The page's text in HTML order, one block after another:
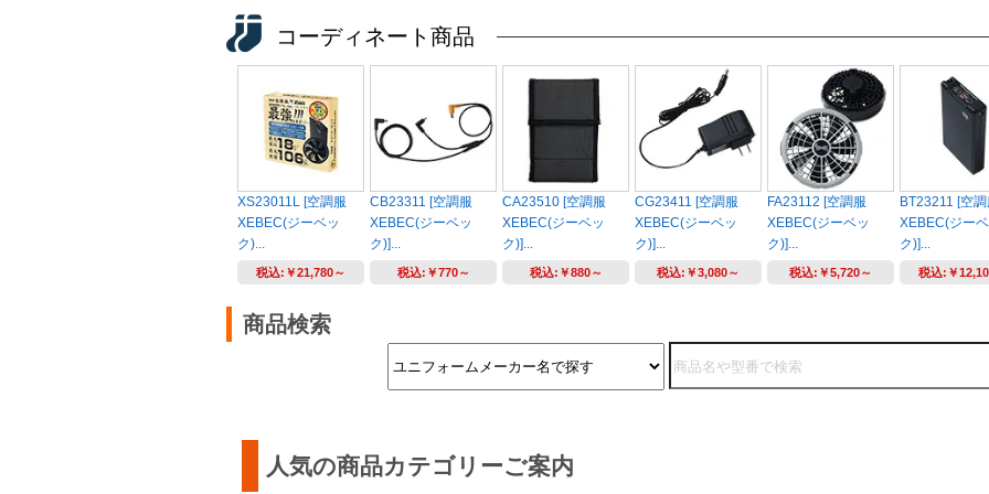
コーディネート商品
XS23011L [空調服
XEBEC(ジーベッ
ク)...
税込: ￥21,780～
CB23311 [空調服
XEBEC(ジーベッ
ク)]...
税込: ￥770～
CA23510 [空調服
XEBEC(ジーベッ
ク)]...
税込: ￥880～
CG23411 [空調服
XEBEC(ジーベッ
ク)]...
税込: ￥3,080～
FA23112 [空調服
XEBEC(ジーベッ
ク)]...
税込: ￥5,720～
BT23211 [空調
XEBEC(ジー
ク)]...
税込: ￥
商品検索
人気の商品カテゴリーご案内